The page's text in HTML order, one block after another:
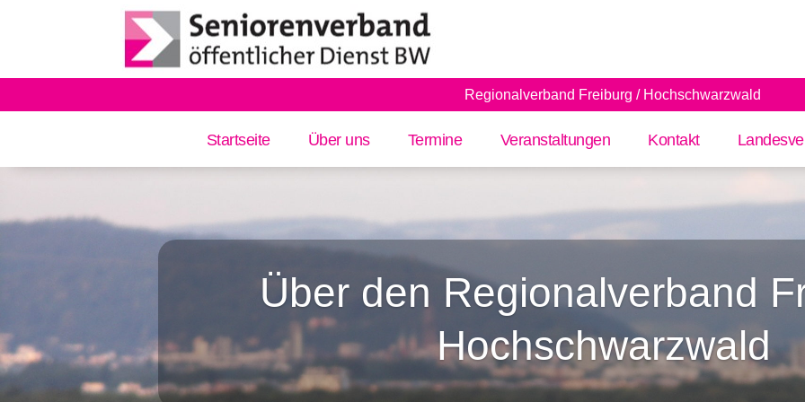
Regionalverband Freiburg / Hochschwarzwald
Startseite Über uns Termine Veranstaltungen Kontakt
Über den Regionalverband
Hochschwarzwald